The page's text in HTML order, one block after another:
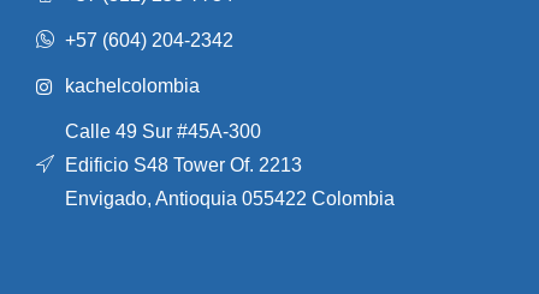
+57 (604) 204-2342
kachelcolombia
Calle 49 Sur #45A-300
Edificio S48 Tower Of. 2213
Envigado, Antioquia 055422 Colombia